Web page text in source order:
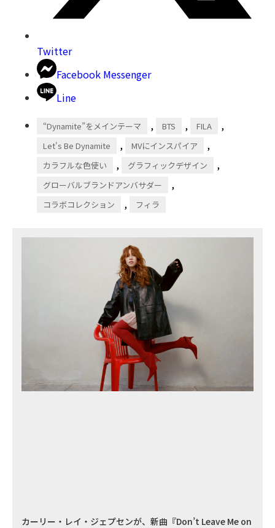
Twitter
Facebook Messenger
Line
“Dynamite”をメインテーマ , BTS , FILA ,
Let's Be Dynamite , MVにインスパイア ,
カラフルな色使い , グラフィックデザイン ,
グローバルブランドアンバサダー ,
コラボコレクション , フィラ
カーリー・レイ・ジェプセンが、新曲『Don’t Leave Me on